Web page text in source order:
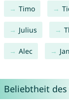
Timo
Julius
Alec
Beliebtheit